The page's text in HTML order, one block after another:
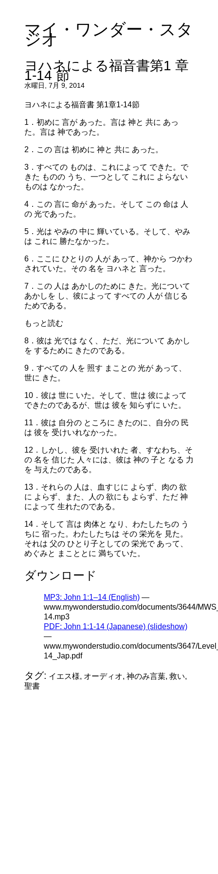
マイ・ワンダー・スタ
ジオ
ヨハネによる福音書第1 章
1-14 節
水曜日, 7月 9, 2014
ヨハネによる福音書 第1章1-14節
1．初めに 言が あった。言は 神と 共に あっ
た。言は 神であった。
2．この 言は 初めに 神と 共に あった。
3．すべての ものは、これによって できた。で
きた ものの うち、一つとして これに よらない
ものは なかった。
4．この 言に 命が あった。そして この 命は 人
の 光であった。
5．光は やみの 中に 輝いている。そして、やみ
は これに 勝たなかった。
6．ここに ひとりの 人が あって、神から つかわ
されていた。その 名を ヨハネと 言った。
7．この 人は あかしのために きた。光について
あかしを し、彼によって すべての 人が 信じる
ためである。
もっと読む
8．彼は 光では なく、ただ、光について あかし
を するために きたのである。
9．すべての 人を 照す まことの 光が あって、
世に きた。
10．彼は 世に いた。そして、世は 彼によって
できたのであるが、世は 彼を 知らずに いた。
11．彼は 自分の ところに きたのに、自分の 民
は 彼を 受けいれなかった。
12．しかし、彼を 受けいれた 者、すなわち、そ
の 名を 信じた 人々には、彼は 神の 子と なる 力
を 与えたのである。
13．それらの 人は、血すじに よらず、肉の 欲
に よらず、また、人の 欲にも よらず、ただ 神
によって 生れたのである。
14．そして 言は 肉体と なり、わたしたちの う
ちに 宿った。わたしたちは その 栄光を 見た。
それは 父の ひとり子としての 栄光で あって、
めぐみと まこととに 満ちていた。
ダウンロード
MP3: John 1:1–14 (English) —
www.mywonderstudio.com/documents/3644/
14.mp3
PDF: John 1:1-14 (Japanese) (slideshow)
—
www.mywonderstudio.com/documents/3647/
14_Jap.pdf
タグ: イエス様, オーディオ, 神のみ言葉, 救い,
聖書